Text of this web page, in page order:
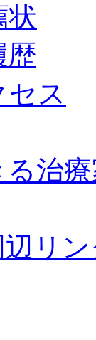
状
歴
ス
治
リ